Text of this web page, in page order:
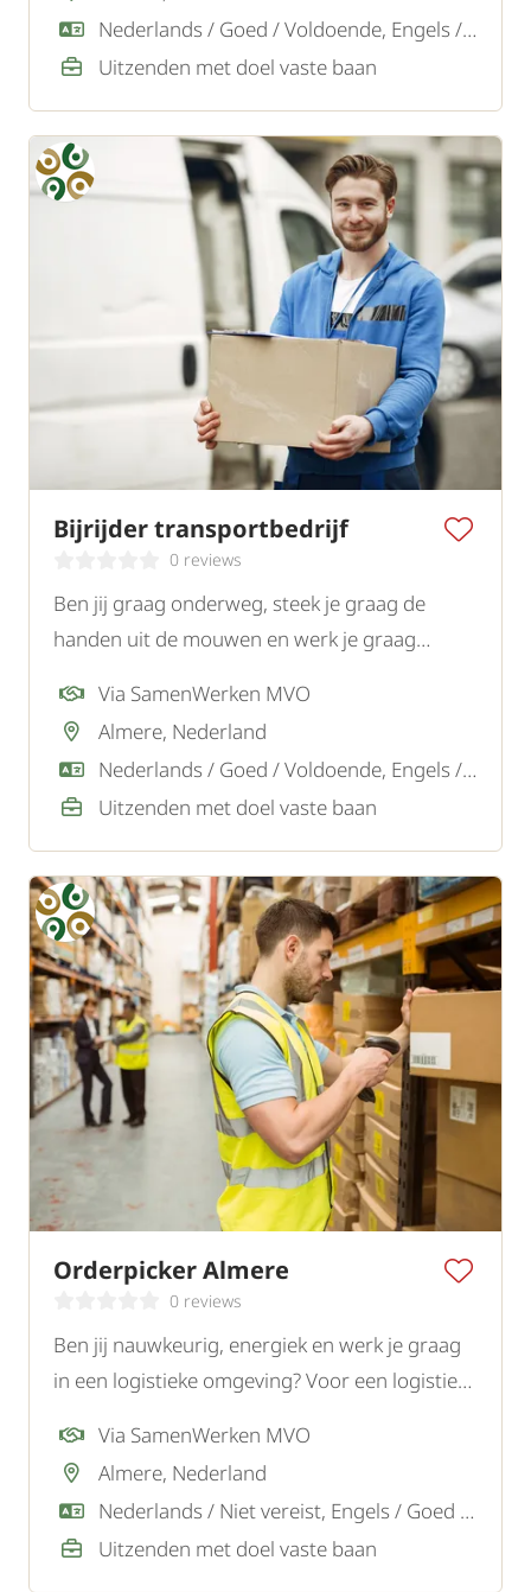
Nederlands / Goed / Voldoende, Engels / Goed
Uitzenden met doel vaste baan
Bijrijder transportbedrijf
0 reviews
Ben jij graag onderweg, steek je graag de
handen uit de mouwen en werk je graag
Almere zoeken wij een gemotiveerde bijrijder.
Via SamenWerken MVO
Almere, Nederland
Nederlands / Goed / Voldoende, Engels / Goed
Uitzenden met doel vaste baan
Orderpicker Almere
0 reviews
Ben jij nauwkeurig, energiek en werk je graag
in een logistieke omgeving? Voor een logistiek
orderpicker.
Via SamenWerken MVO
Almere, Nederland
Nederlands / Niet vereist, Engels / Goed / Voldoende
Uitzenden met doel vaste baan